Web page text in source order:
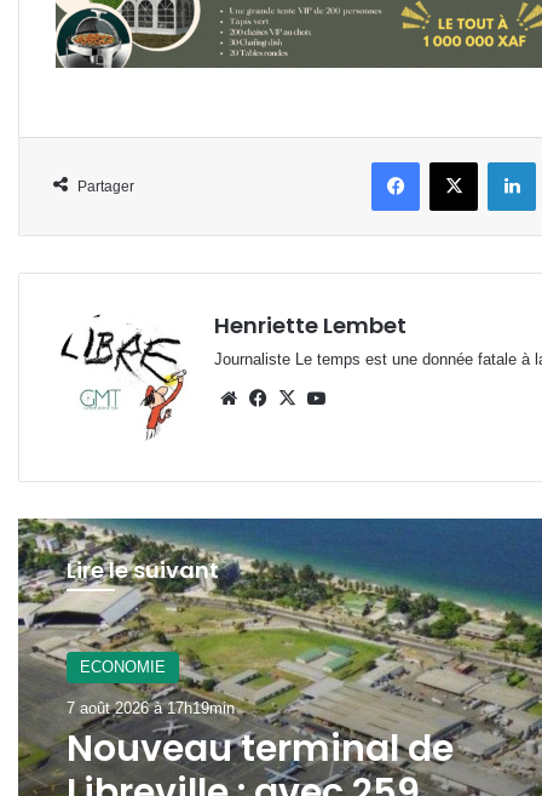
Partager
FacebookX
Henriette Lembet
Journaliste Le temps est une donnée fatale à
WebsiteFacebook
X
Lire le suivant
ECONOMIE
7 août 2026 à 14h16min
VAALCO Energy : un